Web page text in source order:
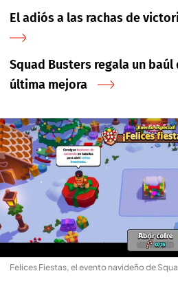
El adiós a las rachas de
Squad Busters regala un baúl
última mejora
Felices Fiestas, el evento navideño de